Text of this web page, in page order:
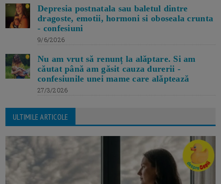
Depresia postnatala sau baletul dintre
dragoste, emotii, hormoni si oboseala crunta
- confesiuni
9/6/2026
Nu am vrut să renunț la alăptare. Si am
căutat până am găsit cauza durerii -
confesiunile unei mame care alăptează
27/3/2026
ULTIMILE ARTICOLE